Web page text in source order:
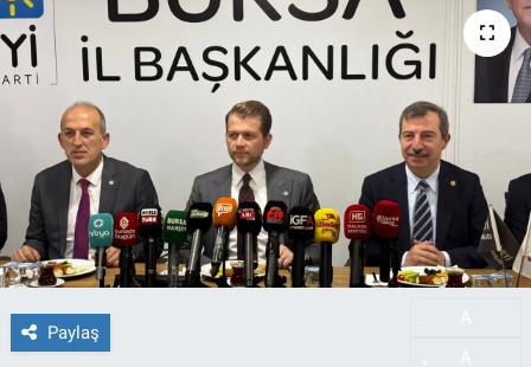
Paylaş
Tüm Haberler
İletişim
Künye
Süper Lig Puan Durumu ve Fikstür
Tüm Manşetler
Son Dakika Haberleri
Haber Arşivi